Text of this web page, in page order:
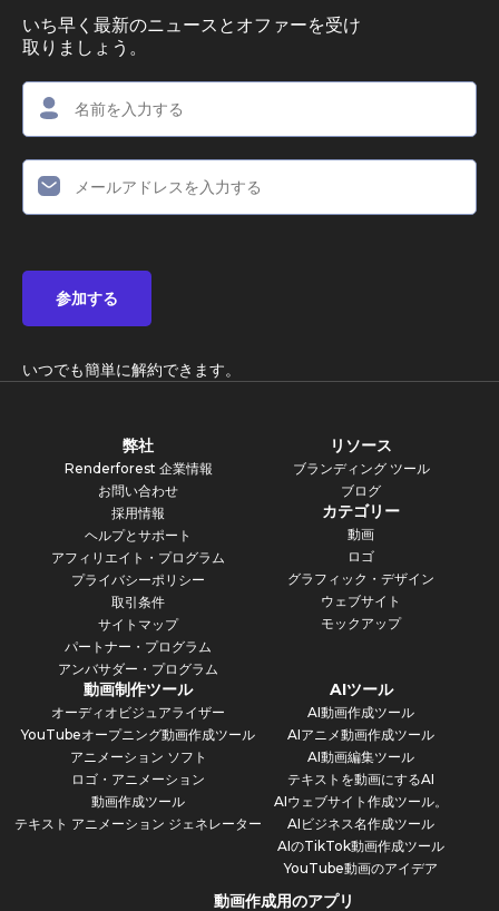
いち早く最新のニュースとオファーを受け
取りましょう。
参加する
いつでも簡単に解約できます。
弊社
Renderforest 企業情報
お問い合わせ
採用情報
ヘルプとサポート
アフィリエイト・プログラム
プライバシーポリシー
取引条件
サイトマップ
パートナー・プログラム
アンバサダー・プログラム
リソース
ブランディング ツール
ブログ
カテゴリー
動画
ロゴ
グラフィック・デザイン
ウェブサイト
モックアップ
動画制作ツール
オーディオビジュアライザー
YouTubeオープニング動画作成ツール
アニメーション ソフト
ロゴ・アニメーション
動画作成ツール
テキスト アニメーション ジェネレーター
AIツール
AI動画作成ツール
AIアニメ動画作成ツール
AI動画編集ツール
テキストを動画にするAI
AIウェブサイト作成ツール。
AIビジネス名作成ツール
AIのTikTok動画作成ツール
YouTube動画のアイデア
動画作成用のアプリ